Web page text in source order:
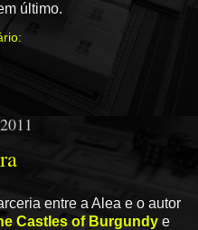
último.
entre a Alea e o autor
Castles of Burgundy e